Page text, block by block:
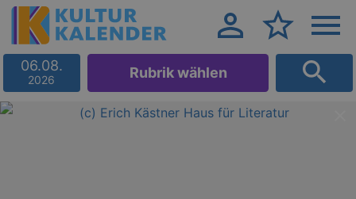
06.08.
2026 Rubrik wählen